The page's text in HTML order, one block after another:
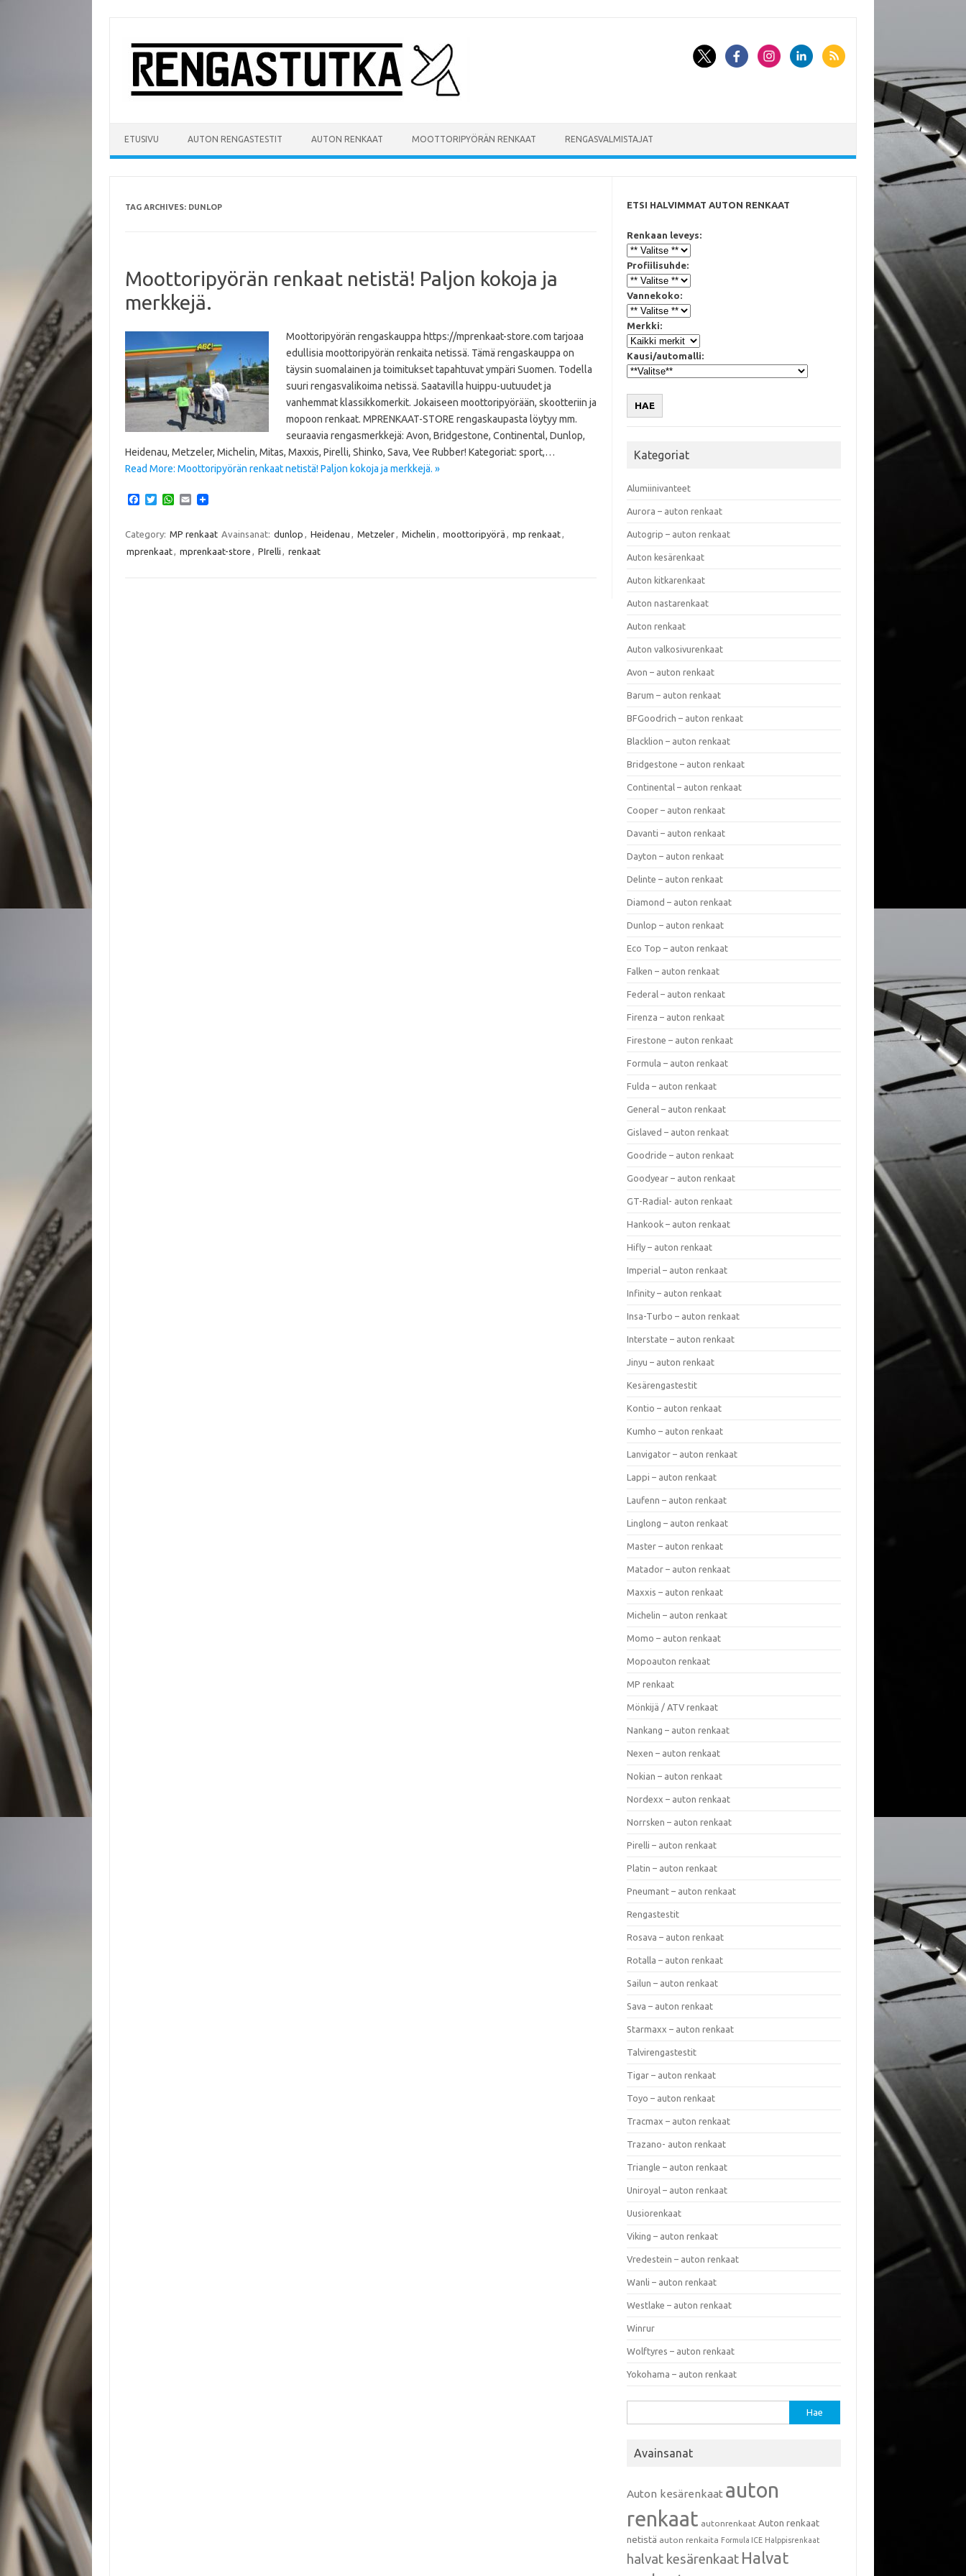
content
ETUSIVU AUTON RENGASTESTIT AUTON RENKAAT MOOTTORIPYÖRÄN RENKAAT RENGASVALMISTAJAT
TAG ARCHIVES: DUNLOP
Moottoripyörän renkaat netistä! Paljon kokoja ja
merkkejä.
Moottoripyörän rengaskauppa https://mprenkaat-store.com tarjoaa
edullisia moottoripyörän renkaita netissä. Tämä rengaskauppa on
täysin suomalainen ja toimitukset tapahtuvat ympäri Suomen. Todella
suuri rengasvalikoima netissä. Saatavilla huippu-uutuudet ja
vanhemmat klassikkomerkit. Jokaiseen moottoripyörään, skootteriin ja
mopoon renkaat. MPRENKAAT-STORE rengaskaupasta löytyy mm.
seuraavia rengasmerkkejä: Avon, Bridgestone, Continental, Dunlop,
Heidenau, Metzeler, Michelin, Mitas, Maxxis, Pirelli, Shinko, Sava, Vee Rubber! Kategoriat: sport,…
Read More: Moottoripyörän renkaat netistä! Paljon kokoja ja merkkejä. »
e
o
T
t
e
W
t
A
E
i
Category: MP renkaat Avainsanat: dunlop , Heidenau , Metzeler, Michelin , moottoripyörä , mp renkaat,
mprenkaat, mprenkaat-store , PIrelli , renkaat
ETSI HALVIMMAT AUTON RENKAAT
Renkaan leveys:
Profiilisuhde:
Vannekoko:
Merkki:
Kausi/automalli:
HAE
Kategoriat
Alumiinivanteet
Aurora – auton renkaat
Autogrip – auton renkaat
Auton kesärenkaat
Auton kitkarenkaat
Auton nastarenkaat
Auton renkaat
Auton valkosivurenkaat
Avon – auton renkaat
Barum – auton renkaat
BFGoodrich – auton renkaat
Blacklion – auton renkaat
Bridgestone – auton renkaat
Continental – auton renkaat
Cooper – auton renkaat
Davanti – auton renkaat
Dayton – auton renkaat
Delinte – auton renkaat
Diamond – auton renkaat
Dunlop – auton renkaat
Eco Top – auton renkaat
Falken – auton renkaat
Federal – auton renkaat
Firenza – auton renkaat
Firestone – auton renkaat
Formula – auton renkaat
Fulda – auton renkaat
General – auton renkaat
Gislaved – auton renkaat
Goodride – auton renkaat
Goodyear – auton renkaat
GT-Radial- auton renkaat
Hankook – auton renkaat
Hifly – auton renkaat
Imperial – auton renkaat
Infinity – auton renkaat
Insa-Turbo – auton renkaat
Interstate – auton renkaat
Jinyu – auton renkaat
Kesärengastestit
Kontio – auton renkaat
Kumho – auton renkaat
Lanvigator – auton renkaat
Lappi – auton renkaat
Laufenn – auton renkaat
Linglong – auton renkaat
Master – auton renkaat
Matador – auton renkaat
Maxxis – auton renkaat
Michelin – auton renkaat
Momo – auton renkaat
Mopoauton renkaat
MP renkaat
Mönkijä / ATV renkaat
Nankang – auton renkaat
Nexen – auton renkaat
Nokian – auton renkaat
Nordexx – auton renkaat
Norrsken – auton renkaat
Pirelli – auton renkaat
Platin – auton renkaat
Pneumant – auton renkaat
Rengastestit
Rosava – auton renkaat
Rotalla – auton renkaat
Sailun – auton renkaat
Sava – auton renkaat
Starmaxx – auton renkaat
Talvirengastestit
Tigar – auton renkaat
Toyo – auton renkaat
Tracmax – auton renkaat
Trazano- auton renkaat
Triangle – auton renkaat
Uniroyal – auton renkaat
Uusiorenkaat
Viking – auton renkaat
Vredestein – auton renkaat
Wanli – auton renkaat
Westlake – auton renkaat
Winrur
Wolftyres – auton renkaat
Yokohama – auton renkaat
Avainsanat
Auton kesärenkaat auton
renkaat autonrenkaat Auton renkaat
netistä auton renkaita Formula ICE Halppisrenkaat
halvat kesärenkaat Halvat